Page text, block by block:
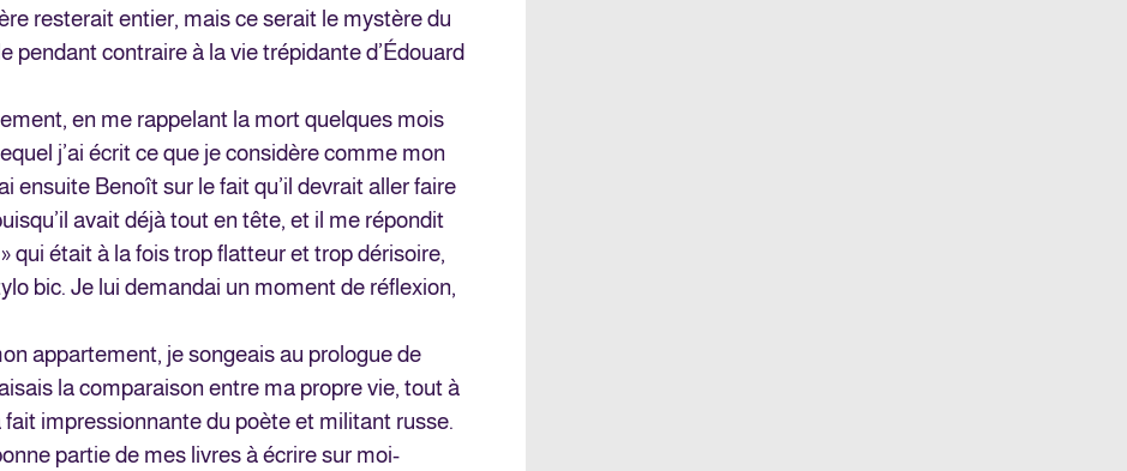
resterait entier, mais ce serait le mystère du
pendant contraire à la vie trépidante d’Édouard
en me rappelant la mort quelques mois
j’ai écrit ce que je considère comme mon
ensuite Benoît sur le fait qu’il devrait aller faire
avait déjà tout en tête, et il me répondit
qui était à la fois trop flatteur et trop dérisoire,
bic. Je lui demandai un moment de réflexion,
appartement, je songeais au prologue de
la comparaison entre ma propre vie, tout à
impressionnante du poète et militant russe.
partie de mes livres à écrire sur moi-